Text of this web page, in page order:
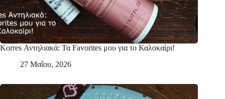
Korres Αντηλιακά: Τα Favorites μου για το Καλοκαίρι!
27 Μαΐου, 2026